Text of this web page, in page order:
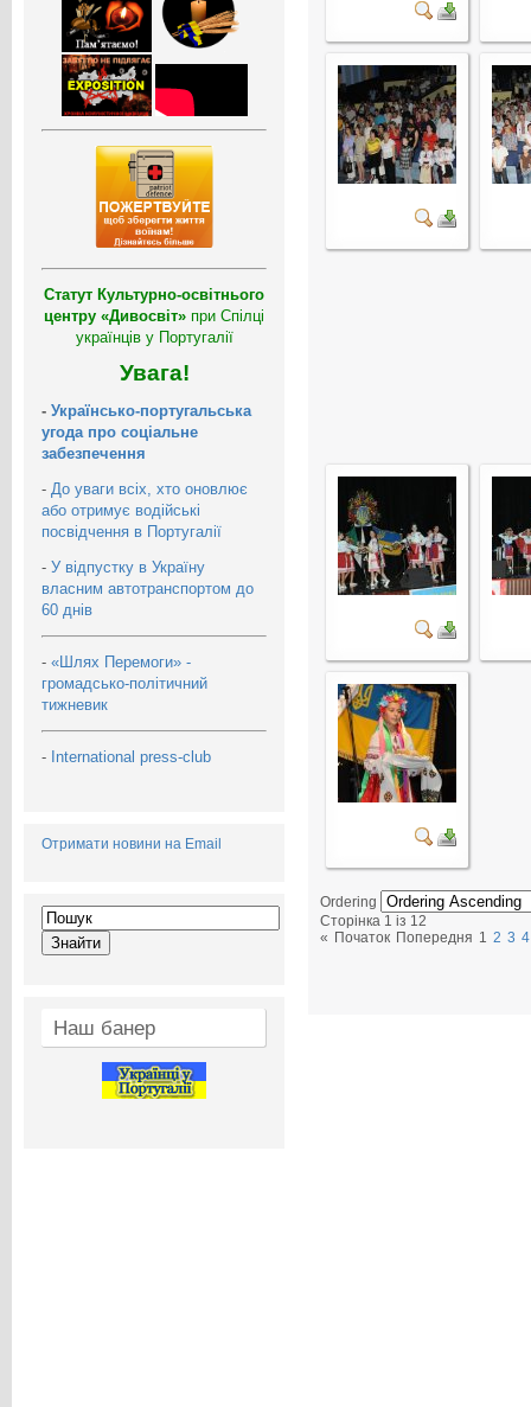
Статут Культурно-освітнього
центру «Дивосвіт» при Спілці
українців у Португалії
Увага!
- Українсько-португальська
угода про соціальне
забезпечення
- До уваги всіх, хто оновлює
або отримує водійські
посвідчення в Португалії
- У відпустку в Україну
власним автотранспортом до
60 днів
- «Шлях Перемоги» -
громадсько-політичний
тижневик
- International press-club
Отримати новини на Email
Наш банер
Ordering
Сторінка 1 із 12
« Початок Попередня 1 2 3 4